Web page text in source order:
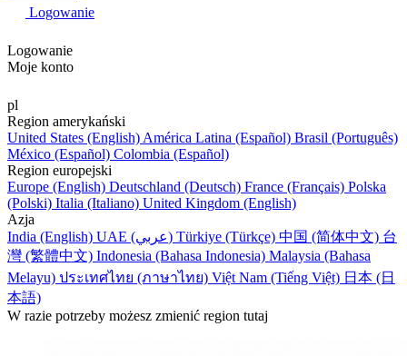
Logowanie
Logowanie
Moje konto
pl
Region amerykański
United States (English) América Latina (Español) Brasil (Português)
México (Español) Colombia (Español)
Region europejski
Europe (English) Deutschland (Deutsch) France (Français) Polska
(Polski) Italia (Italiano) United Kingdom (English)
Azja
India (English)
UAE (عربي) Türkiye (Türkçe) 中国 (简体中文) 台
灣 (繁體中文) Indonesia (Bahasa Indonesia) Malaysia (Bahasa
Melayu) ประเทศไทย (ภาษาไทย) Việt Nam (Tiếng Việt) 日本 (日
本語)
W razie potrzeby możesz zmienić region tutaj